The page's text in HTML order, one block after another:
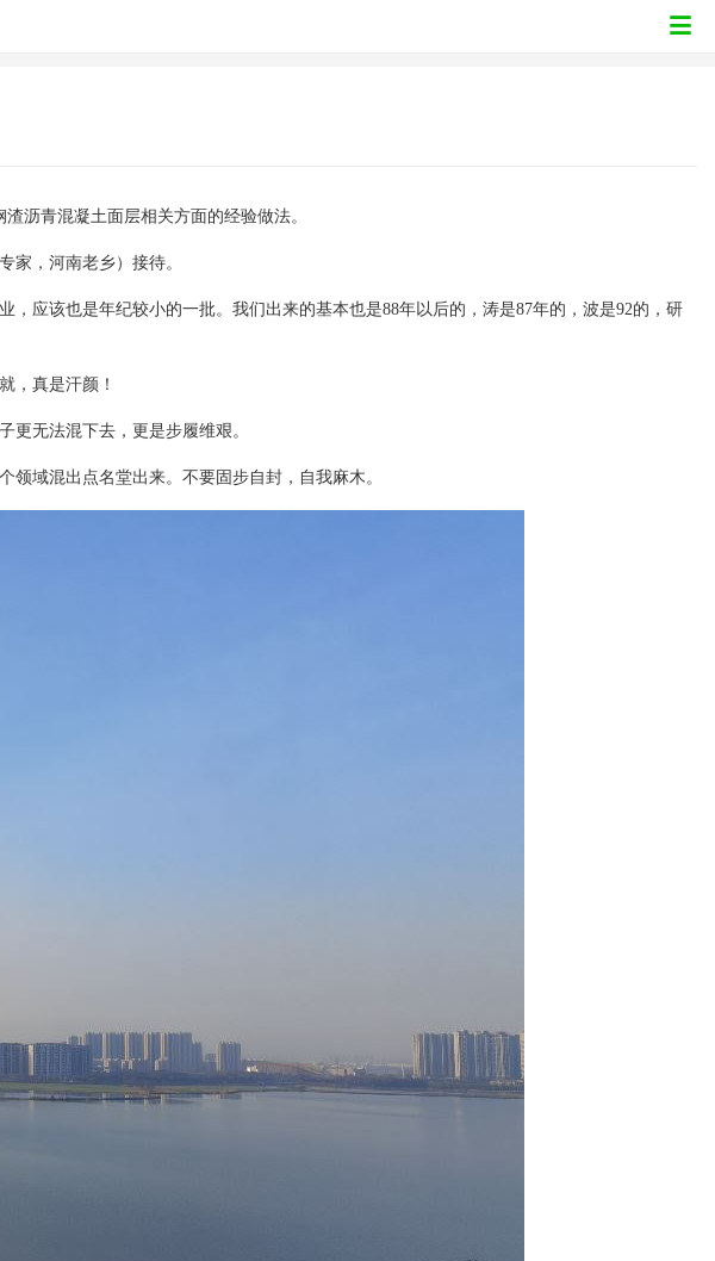
沥青混凝土面层相关方面的经验做法。
家，河南老乡）接待。
，应该也是年纪较小的一批。我们出来的基本也是88年以后的，涛是87年的，波是92的，研
，真是汗颜！
更无法混下去，更是步履维艰。
域混出点名堂出来。不要固步自封，自我麻木。